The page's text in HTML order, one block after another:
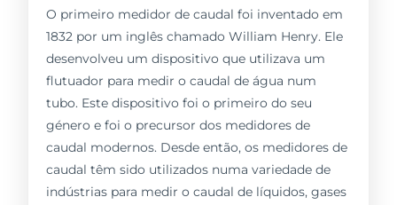
O primeiro medidor de caudal foi inventado em
1832 por um inglês chamado William Henry. Ele
desenvolveu um dispositivo que utilizava um
flutuador para medir o caudal de água num
tubo. Este dispositivo foi o primeiro do seu
género e foi o precursor dos medidores de
caudal modernos. Desde então, os medidores de
caudal têm sido utilizados numa variedade de
indústrias para medir o caudal de líquidos, gases